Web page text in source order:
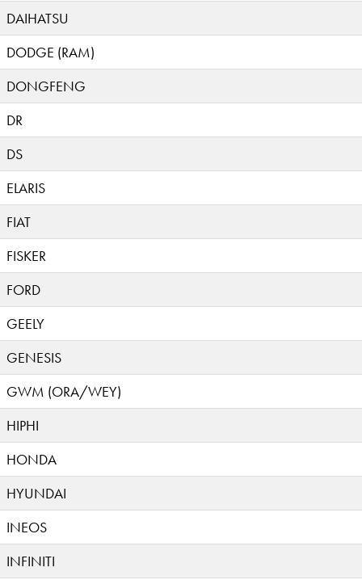
DAIHATSU
DODGE (RAM)
DONGFENG
DR
DS
ELARIS
FIAT
FISKER
FORD
GEELY
GENESIS
GWM (ORA/WEY)
HIPHI
HONDA
HYUNDAI
INEOS
INFINITI